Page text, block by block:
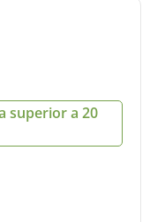
superior a 20